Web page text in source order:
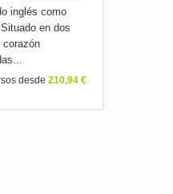
inglés como
en dos
corazón
desde 210,94 €